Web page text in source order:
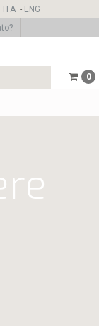
ITA - ENG
0